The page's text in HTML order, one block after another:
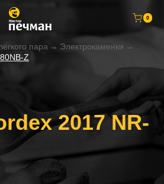
0
пара → Электрокаменки →
Z
2017 NR-